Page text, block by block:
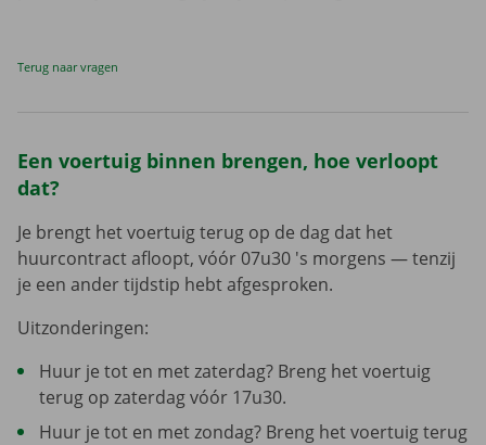
Terug naar vragen
Een voertuig binnen brengen, hoe verloopt
dat?
Je brengt het voertuig terug op de dag dat het
huurcontract afloopt, vóór 07u30 's morgens — tenzij
je een ander tijdstip hebt afgesproken.
Uitzonderingen:
Huur je tot en met zaterdag? Breng het voertuig
terug op zaterdag vóór 17u30.
Huur je tot en met zondag? Breng het voertuig terug